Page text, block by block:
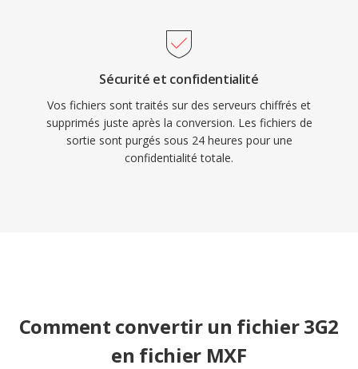
Sécurité et confidentialité
Vos fichiers sont traités sur des serveurs chiffrés et
supprimés juste après la conversion. Les fichiers de
sortie sont purgés sous 24 heures pour une
confidentialité totale.
Comment convertir un fichier 3G2
en fichier MXF